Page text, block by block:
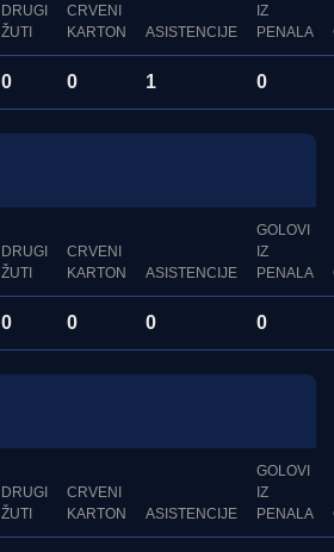
DRUGI
ŽUTI
CRVENI
KARTON
ASISTENCIJE
IZ
PENALA
0 0 1 0
DRUGI
ŽUTI
CRVENI
KARTON
ASISTENCIJE
GOLOVI
IZ
PENALA
0 0 0 0
DRUGI
ŽUTI
CRVENI
KARTON
ASISTENCIJE
GOLOVI
IZ
PENALA